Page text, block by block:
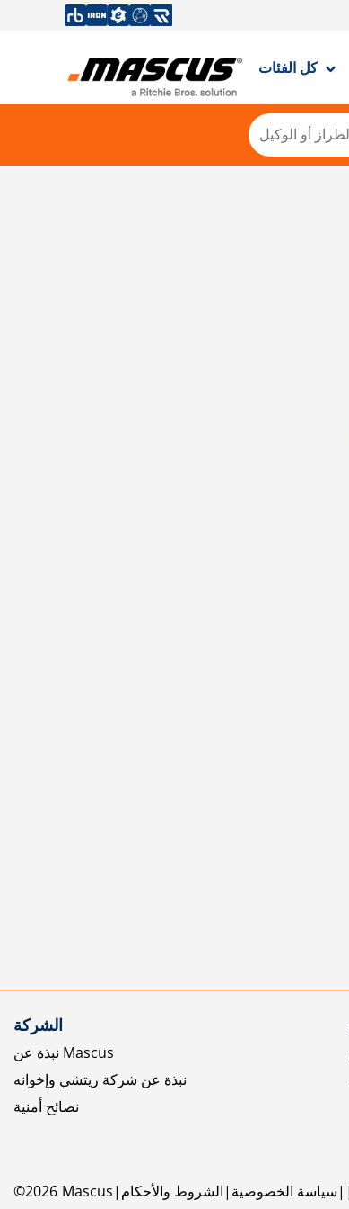
كل الفئات
الشركة
نبذة عن Mascus
نبذة عن شركة ريتشي وإخوانه
نصائح أمنية
©2026 Mascus الشروط والأحكام سياسة الخصوصية